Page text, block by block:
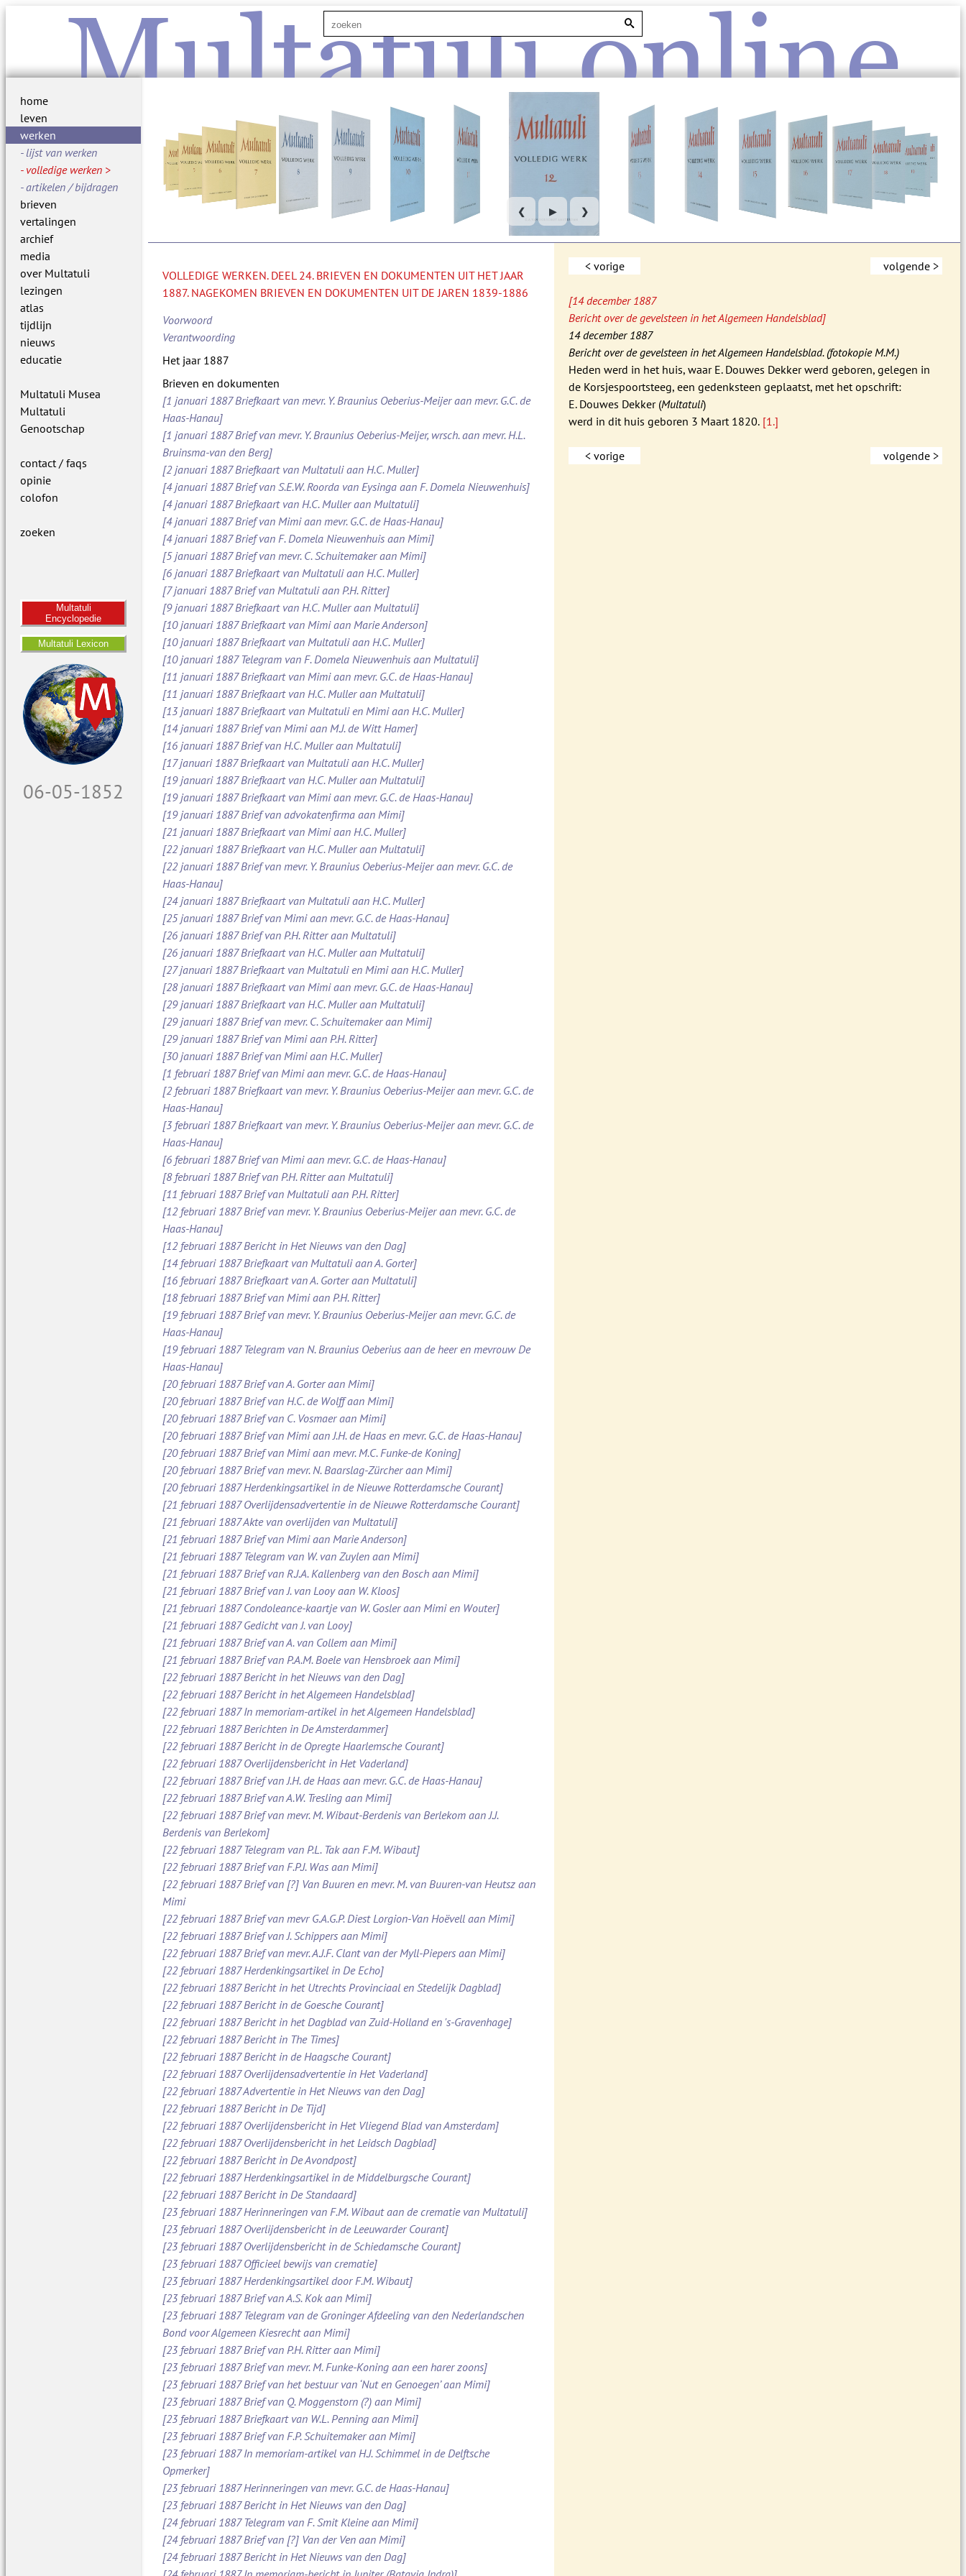
Multatuli.online
home
leven
werken
lijst van werken
volledige werken
artikelen / bijdragen
brieven
vertalingen
archief
media
over Multatuli
lezingen
atlas
tijdlijn
nieuws
educatie
Multatuli Musea
Multatuli
Genootschap
contact / faqs
opinie
colofon
zoeken
Multatuli
Encyclopedie
Multatuli Lexicon
07-05-1852
❮ ▶ ❯
VOLLEDIGE WERKEN. DEEL 24. BRIEVEN EN DOKUMENTEN UIT HET JAAR
1887. NAGEKOMEN BRIEVEN EN DOKUMENTEN UIT DE JAREN 1839-1886
Voorwoord
Verantwoording
Het jaar 1887
Brieven en dokumenten
[1 januari 1887 Briefkaart van mevr. Y. Braunius Oeberius-Meijer aan mevr. G.C. de
Haas-Hanau]
[1 januari 1887 Brief van mevr. Y. Braunius Oeberius-Meijer, wrsch. aan mevr. H.L.
Bruinsma-van den Berg]
[2 januari 1887 Briefkaart van Multatuli aan H.C. Muller]
[4 januari 1887 Brief van S.E.W. Roorda van Eysinga aan F. Domela Nieuwenhuis]
[4 januari 1887 Briefkaart van H.C. Muller aan Multatuli]
[4 januari 1887 Brief van Mimi aan mevr. G.C. de Haas-Hanau]
[4 januari 1887 Brief van F. Domela Nieuwenhuis aan Mimi]
[5 januari 1887 Brief van mevr. C. Schuitemaker aan Mimi]
[6 januari 1887 Briefkaart van Multatuli aan H.C. Muller]
[7 januari 1887 Brief van Multatuli aan P.H. Ritter]
[9 januari 1887 Briefkaart van H.C. Muller aan Multatuli]
[10 januari 1887 Briefkaart van Mimi aan Marie Anderson]
[10 januari 1887 Briefkaart van Multatuli aan H.C. Muller]
[10 januari 1887 Telegram van F. Domela Nieuwenhuis aan Multatuli]
[11 januari 1887 Briefkaart van Mimi aan mevr. G.C. de Haas-Hanau]
[11 januari 1887 Briefkaart van H.C. Muller aan Multatuli]
[13 januari 1887 Briefkaart van Multatuli en Mimi aan H.C. Muller]
[14 januari 1887 Brief van Mimi aan M.J. de Witt Hamer]
[16 januari 1887 Brief van H.C. Muller aan Multatuli]
[17 januari 1887 Briefkaart van Multatuli aan H.C. Muller]
[19 januari 1887 Briefkaart van H.C. Muller aan Multatuli]
[19 januari 1887 Briefkaart van Mimi aan mevr. G.C. de Haas-Hanau]
[19 januari 1887 Brief van advokatenfirma aan Mimi]
[21 januari 1887 Briefkaart van Mimi aan H.C. Muller]
[22 januari 1887 Briefkaart van H.C. Muller aan Multatuli]
[22 januari 1887 Brief van mevr. Y. Braunius Oeberius-Meijer aan mevr. G.C. de
Haas-Hanau]
[24 januari 1887 Briefkaart van Multatuli aan H.C. Muller]
[25 januari 1887 Brief van Mimi aan mevr. G.C. de Haas-Hanau]
[26 januari 1887 Brief van P.H. Ritter aan Multatuli]
[26 januari 1887 Briefkaart van H.C. Muller aan Multatuli]
[27 januari 1887 Briefkaart van Multatuli en Mimi aan H.C. Muller]
[28 januari 1887 Briefkaart van Mimi aan mevr. G.C. de Haas-Hanau]
[29 januari 1887 Briefkaart van H.C. Muller aan Multatuli]
[29 januari 1887 Brief van mevr. C. Schuitemaker aan Mimi]
[29 januari 1887 Brief van Mimi aan P.H. Ritter]
[30 januari 1887 Brief van Mimi aan H.C. Muller]
[1 februari 1887 Brief van Mimi aan mevr. G.C. de Haas-Hanau]
[2 februari 1887 Briefkaart van mevr. Y. Braunius Oeberius-Meijer aan mevr. G.C. de
Haas-Hanau]
[3 februari 1887 Briefkaart van mevr. Y. Braunius Oeberius-Meijer aan mevr. G.C. de
Haas-Hanau]
[6 februari 1887 Brief van Mimi aan mevr. G.C. de Haas-Hanau]
[8 februari 1887 Brief van P.H. Ritter aan Multatuli]
[11 februari 1887 Brief van Multatuli aan P.H. Ritter]
[12 februari 1887 Brief van mevr. Y. Braunius Oeberius-Meijer aan mevr. G.C. de
Haas-Hanau]
[12 februari 1887 Bericht in Het Nieuws van den Dag]
[14 februari 1887 Briefkaart van Multatuli aan A. Gorter]
[16 februari 1887 Briefkaart van A. Gorter aan Multatuli]
[18 februari 1887 Brief van Mimi aan P.H. Ritter]
[19 februari 1887 Brief van mevr. Y. Braunius Oeberius-Meijer aan mevr. G.C. de
Haas-Hanau]
[19 februari 1887 Telegram van N. Braunius Oeberius aan de heer en mevrouw De
Haas-Hanau]
[20 februari 1887 Brief van A. Gorter aan Mimi]
[20 februari 1887 Brief van H.C. de Wolff aan Mimi]
[20 februari 1887 Brief van C. Vosmaer aan Mimi]
[20 februari 1887 Brief van Mimi aan J.H. de Haas en mevr. G.C. de Haas-Hanau]
[20 februari 1887 Brief van Mimi aan mevr. M.C. Funke-de Koning]
[20 februari 1887 Brief van mevr. N. Baarslag-Zürcher aan Mimi]
[20 februari 1887 Herdenkingsartikel in de Nieuwe Rotterdamsche Courant]
[21 februari 1887 Overlijdensadvertentie in de Nieuwe Rotterdamsche Courant]
[21 februari 1887 Akte van overlijden van Multatuli]
[21 februari 1887 Brief van Mimi aan Marie Anderson]
[21 februari 1887 Telegram van W. van Zuylen aan Mimi]
[21 februari 1887 Brief van R.J.A. Kallenberg van den Bosch aan Mimi]
[21 februari 1887 Brief van J. van Looy aan W. Kloos]
[21 februari 1887 Condoleance-kaartje van W. Gosler aan Mimi en Wouter]
[21 februari 1887 Gedicht van J. van Looy]
[21 februari 1887 Brief van A. van Collem aan Mimi]
[21 februari 1887 Brief van P.A.M. Boele van Hensbroek aan Mimi]
[22 februari 1887 Bericht in het Nieuws van den Dag]
[22 februari 1887 Bericht in het Algemeen Handelsblad]
[22 februari 1887 In memoriam-artikel in het Algemeen Handelsblad]
[22 februari 1887 Berichten in De Amsterdammer]
[22 februari 1887 Bericht in de Opregte Haarlemsche Courant]
[22 februari 1887 Overlijdensbericht in Het Vaderland]
[22 februari 1887 Brief van J.H. de Haas aan mevr. G.C. de Haas-Hanau]
[22 februari 1887 Brief van A.W. Tresling aan Mimi]
[22 februari 1887 Brief van mevr. M. Wibaut-Berdenis van Berlekom aan J.J.
Berdenis van Berlekom]
[22 februari 1887 Telegram van P.L. Tak aan F.M. Wibaut]
[22 februari 1887 Brief van F.P.J. Was aan Mimi]
[22 februari 1887 Brief van [?] Van Buuren en mevr. M. van Buuren-van Heutsz aan
Mimi
[22 februari 1887 Brief van mevr G.A.G.P. Diest Lorgion-Van Hoëvell aan Mimi]
[22 februari 1887 Brief van J. Schippers aan Mimi]
[22 februari 1887 Brief van mevr. A.J.F. Clant van der Myll-Piepers aan Mimi]
[22 februari 1887 Herdenkingsartikel in De Echo]
[22 februari 1887 Bericht in het Utrechts Provinciaal en Stedelijk Dagblad]
[22 februari 1887 Bericht in de Goesche Courant]
[22 februari 1887 Bericht in het Dagblad van Zuid-Holland en 's-Gravenhage]
[22 februari 1887 Bericht in The Times]
[22 februari 1887 Bericht in de Haagsche Courant]
[22 februari 1887 Overlijdensadvertentie in Het Vaderland]
[22 februari 1887 Advertentie in Het Nieuws van den Dag]
[22 februari 1887 Bericht in De Tijd]
[22 februari 1887 Overlijdensbericht in Het Vliegend Blad van Amsterdam]
[22 februari 1887 Overlijdensbericht in het Leidsch Dagblad]
[22 februari 1887 Bericht in De Avondpost]
[22 februari 1887 Herdenkingsartikel in de Middelburgsche Courant]
[22 februari 1887 Bericht in De Standaard]
[23 februari 1887 Herinneringen van F.M. Wibaut aan de crematie van Multatuli]
[23 februari 1887 Overlijdensbericht in de Leeuwarder Courant]
[23 februari 1887 Overlijdensbericht in de Schiedamsche Courant]
[23 februari 1887 Officieel bewijs van crematie]
[23 februari 1887 Herdenkingsartikel door F.M. Wibaut]
[23 februari 1887 Brief van A.S. Kok aan Mimi]
[23 februari 1887 Telegram van de Groninger Afdeeling van den Nederlandschen
Bond voor Algemeen Kiesrecht aan Mimi]
[23 februari 1887 Brief van P.H. Ritter aan Mimi]
[23 februari 1887 Brief van mevr. M. Funke-Koning aan een harer zoons]
[23 februari 1887 Brief van het bestuur van ‘Nut en Genoegen’ aan Mimi]
[23 februari 1887 Brief van Q. Moggenstorn (?) aan Mimi]
[23 februari 1887 Briefkaart van W.L. Penning aan Mimi]
[23 februari 1887 Brief van F.P. Schuitemaker aan Mimi]
[23 februari 1887 In memoriam-artikel van H.J. Schimmel in de Delftsche
Opmerker]
[23 februari 1887 Herinneringen van mevr. G.C. de Haas-Hanau]
[23 februari 1887 Bericht in Het Nieuws van den Dag]
[24 februari 1887 Telegram van F. Smit Kleine aan Mimi]
[24 februari 1887 Brief van [?] Van der Ven aan Mimi]
[24 februari 1887 Bericht in Het Nieuws van den Dag]
< vorige volgende >
[14 december 1887
Bericht over de gevelsteen in het Algemeen Handelsblad]
14 december 1887
Bericht over de gevelsteen in het Algemeen Handelsblad. (fotokopie M.M.)
Heden werd in het huis, waar E. Douwes Dekker werd geboren, gelegen in
de Korsjespoortsteeg, een gedenksteen geplaatst, met het opschrift:
E. Douwes Dekker (Multatuli)
werd in dit huis geboren 3 Maart 1820. [1.]
< vorige volgende >